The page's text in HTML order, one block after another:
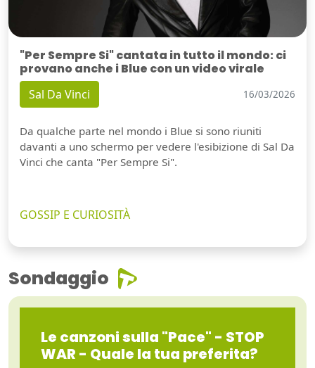
"Per Sempre Si" cantata in tutto il mondo: ci
provano anche i Blue con un video virale
Sal Da Vinci 16/03/2026
Da qualche parte nel mondo i Blue si sono riuniti
davanti a uno schermo per vedere l'esibizione di Sal Da
Vinci che canta "Per Sempre Si".
GOSSIP E CURIOSITÀ
Sondaggio
Le canzoni sulla "Pace" - STOP
WAR - Quale la tua preferita?